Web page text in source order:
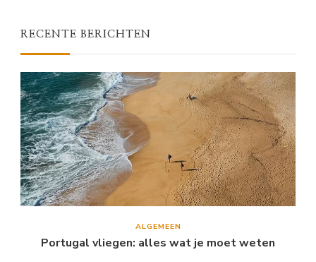
RECENTE BERICHTEN
ALGEMEEN
Portugal vliegen: alles wat je moet weten